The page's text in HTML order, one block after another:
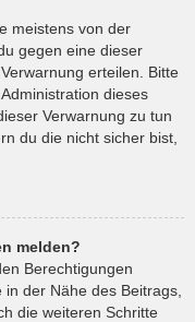
meistens von der
gegen eine dieser
erteilen. Bitte
dieses
Verwarnung zu tun
du die nicht sicher bist,
melden?
Berechtigungen
der Nähe des Beitrags,
die weiteren Schritte